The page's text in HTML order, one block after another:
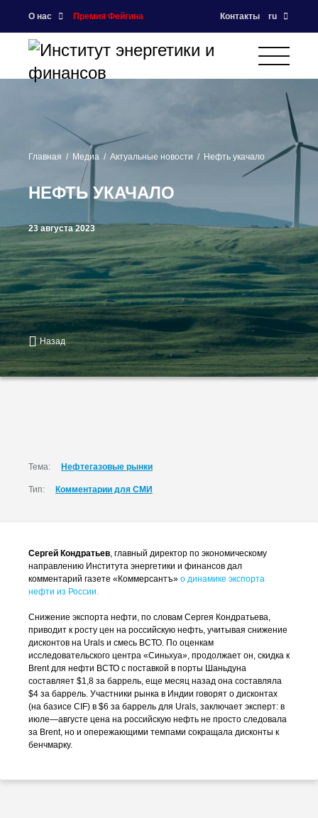
О нас Премия Фейгина Контакты ru
Главная Медиа Актуальные новости Нефть укачало
НЕФТЬ УКАЧАЛО
23 августа 2023
Назад
Тема: Нефтегазовые рынки
Тип: Комментарии для СМИ
Сергей Кондратьев, главный директор по экономическому
направлению Института энергетики и финансов дал
комментарий газете «Коммерсантъ» о динамике экспорта
нефти из России.
Снижение экспорта нефти, по словам Сергея Кондратьева,
приводит к росту цен на российскую нефть, учитывая снижение
дисконтов на Urals и смесь ВСТО. По оценкам
исследовательского центра «Синьхуа», продолжает он, скидка к
Brent для нефти ВСТО с поставкой в порты Шаньдуна
составляет $1,8 за баррель, еще месяц назад она составляла
$4 за баррель. Участники рынка в Индии говорят о дисконтах
(на базисе CIF) в $6 за баррель для Urals, заключает эксперт: в
июле—августе цена на российскую нефть не просто следовала
за Brent, но и опережающими темпами сокращала дисконты к
бенчмарку.